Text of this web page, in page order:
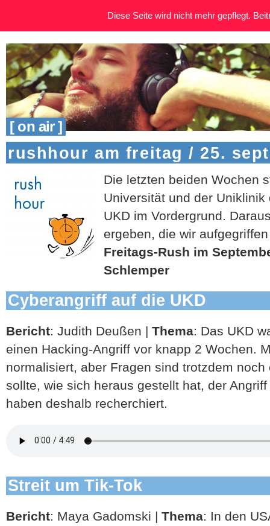
[ on air ]
rushhour am freitag / 25.
Die letzten beiden Wochen
Universität und der
UKD im Vordergrund.
ergeben, die wir
Freitags-Rush im
Schlemper
Cyberangriff auf die UKD
Bericht: Judith Deußen | Thema: Das UKD
einen Hacking-Angriff vor knapp 2 Wochen.
normalisiert, aber Fragen sind trotzdem
sollte, wie sich heraus gestellt hat, der
haben deshalb recherchiert.
Streit um Tik-Tok
Bericht: Maya Gadomski | Thema: In den
Diese Seite wird nicht mehr gepflegt.